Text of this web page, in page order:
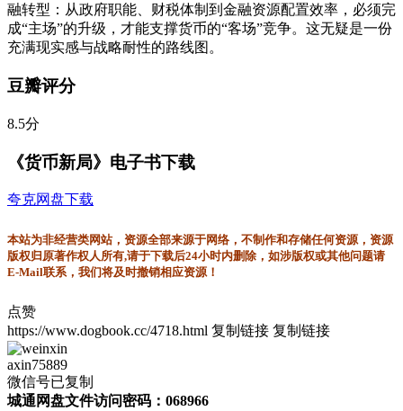
融转型：从政府职能、财税体制到金融资源配置效率，必须完
成“主场”的升级，才能支撑货币的“客场”竞争。这无疑是一份
充满现实感与战略耐性的路线图。
豆瓣评分
8.5分
《货币新局》电子书下载
夸克网盘下载
本站为非经营类网站，资源全部来源于网络，不制作和存储任何资源，资源
版权归原著作权人所有,请于下载后24小时内删除，如涉版权或其他问题请
E-Mail联系，我们将及时撤销相应资源！
点赞
https://www.dogbook.cc/4718.html 复制链接 复制链接
axin75889
微信号已复制
城通网盘文件访问密码：068966